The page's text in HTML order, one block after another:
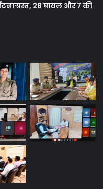
28 घायल और 7 की